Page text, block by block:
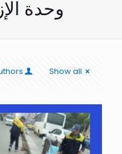
وحدة
Show all